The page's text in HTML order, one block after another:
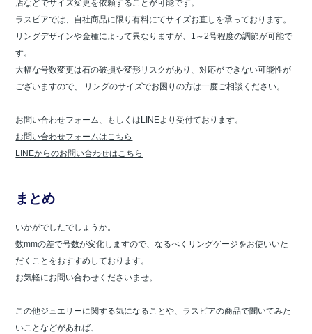
店などでサイズ変更を依頼することが可能です。
ラスピアでは、自社商品に限り有料にてサイズお直しを承っております。
リングデザインや金種によって異なりますが、1～2号程度の調節が可能で
す。
大幅な号数変更は石の破損や変形リスクがあり、対応ができない可能性が
ございますので、 リングのサイズでお困りの方は一度ご相談ください。
お問い合わせフォーム、もしくはLINEより受付ております。
お問い合わせフォームはこちら
LINEからのお問い合わせはこちら
まとめ
いかがでしたでしょうか。
数mmの差で号数が変化しますので、なるべくリングゲージをお使いいた
だくことをおすすめしております。
お気軽にお問い合わせくださいませ。
この他ジュエリーに関する気になることや、ラスピアの商品で聞いてみた
いことなどがあれば、